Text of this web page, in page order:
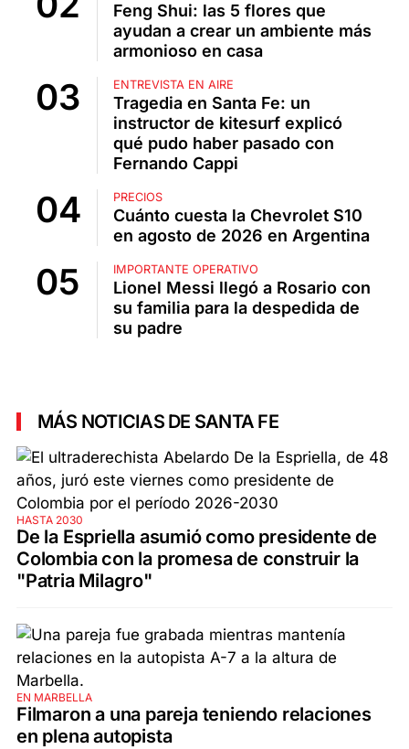
Feng Shui: las 5 flores que
ayudan a crear un ambiente más
armonioso en casa
ENTREVISTA EN AIRE
Tragedia en Santa Fe: un
instructor de kitesurf explicó
qué pudo haber pasado con
Fernando Cappi
PRECIOS
Cuánto cuesta la Chevrolet S10
en agosto de 2026 en Argentina
IMPORTANTE OPERATIVO
Lionel Messi llegó a Rosario con
su familia para la despedida de
su padre
MÁS NOTICIAS DE SANTA FE
HASTA 2030
De la Espriella asumió como presidente de
Colombia con la promesa de construir la
"Patria Milagro"
EN MARBELLA
Filmaron a una pareja teniendo relaciones
en plena autopista